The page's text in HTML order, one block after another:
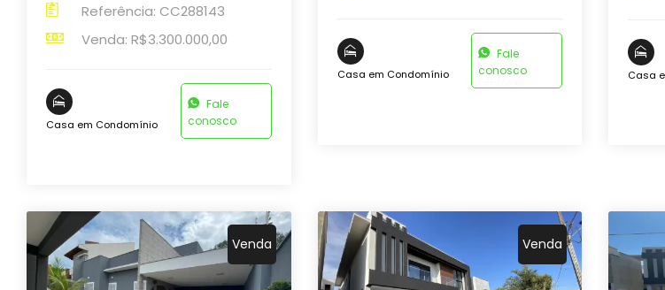
Referência: CC288143
Venda: R$3.300.000,00
Casa em Condomínio
Fale
conosco
Casa em Condomínio
Fale
conosco
Casa
Venda Venda